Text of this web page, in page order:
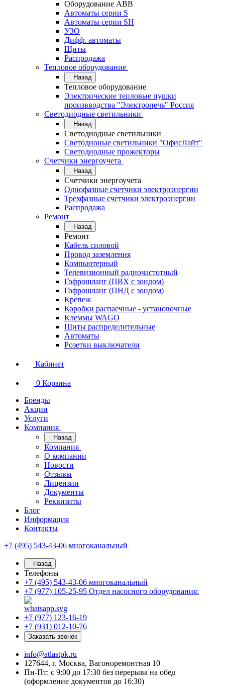
Оборудование АВВ
Автоматы серии S
Автоматы серии SH
УЗО
Дифф. автоматы
Щиты
Распродажа
Тепловое оборудование
Назад
Тепловое оборудование
Электрические тепловые пушки
произвводства "Электропечь" Россия
Светодиодные светильники
Назад
Светодиодные светильники
Светодионые светильники "ОфисЛайт"
Светодиодные прожекторы
Счетчики энергоучета
Назад
Счетчики энергоучета
Однофазные счетчики электроэнергии
Трехфазные счетчики электроэнергии
Распродажа
Ремонт
Назад
Ремонт
Кабель силовой
Провод заземления
Компьютерный
Телевизионный радиочастотный
Гофрошланг (ПВХ с зондом)
Гофрошланг (ПНД с зондом)
Крепеж
Коробки распаечные - установочные
Клеммы WAGO
Щиты распределительные
Автоматы
Розетки выключатели
Кабинет
0 Корзина
Бренды
Акции
Услуги
Компания
Назад
Компания
О компании
Новости
Отзывы
Лицензии
Документы
Реквизиты
Блог
Информация
Контакты
+7 (495) 543-43-06 многоканальный
Назад
Телефоны
+7 (495) 543-43-06 многоканальный
+7 (977) 105-25-95 Отдел насосного оборудования:
+7 (977) 123-16-19
+7 (931) 012-10-76
Заказать звонок
info@atlastpk.ru
127644, г. Москва, Вагоноремонтная 10
Пн-Пт: с 9:00 до 17:30 без перерыва на обед
(оформление документов до 16:30)